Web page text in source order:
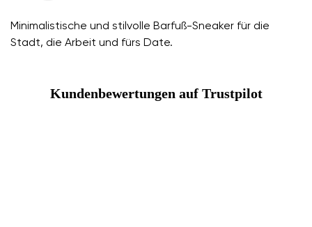
Minimalistische und stilvolle Barfuß-Sneaker für die
Stadt, die Arbeit und fürs Date.
Kundenbewertungen auf Trustpilot